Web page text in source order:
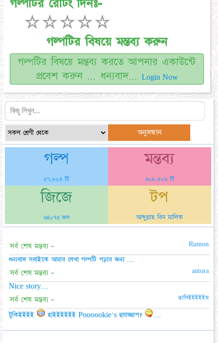
গল্পটির রেটিং দিনঃ-
☆
☆
☆
☆
☆
গল্পটির বিষয়ে মন্তব্য করুন
গল্পটির বিষয়ে মন্তব্য করতে আপনার একাউন্টে
প্রবেশ করুন ... ধন্যবাদ...
Login Now
গল্প
২৭,৮০৩ টি
মন্তব্য
৩০৮,৫০৬ টি
জিজে
৬৪০৭৫ জন
টপ
আব্দুল্লাহ বিন মালিক
সর্ব শেষ মন্তব্য - Rumon
ধন্যবাদ সবাইকে আমার লেখা গল্পটি পড়ার জন্য ....
সর্ব শেষ মন্তব্য - antora
Nice story....
সর্ব শেষ মন্তব্য - তানিইইইইইম
টুকিইইইই হাইইইইইই Poooookie's হুয়াজ্জাপ?